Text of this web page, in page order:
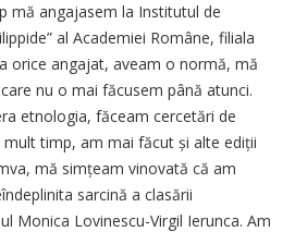
mă angajasem la Institutul de
al Academiei Române, filiala
orice angajat, aveam o normă, mă
nu o mai făcusem până atunci.
etnologia, făceam cercetări de
timp, am mai făcut și alte ediții
mă simțeam vinovată că am
sarcină a clasării
Monica Lovinescu-Virgil Ierunca. Am